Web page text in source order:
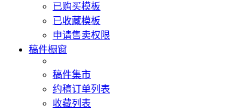
已购买模板
已收藏模板
申请售卖权限
稿件橱窗
稿件集市
约稿订单列表
收藏列表